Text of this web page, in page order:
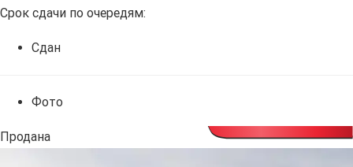
Срок сдачи по очередям:
Сдан
Фото
Продана